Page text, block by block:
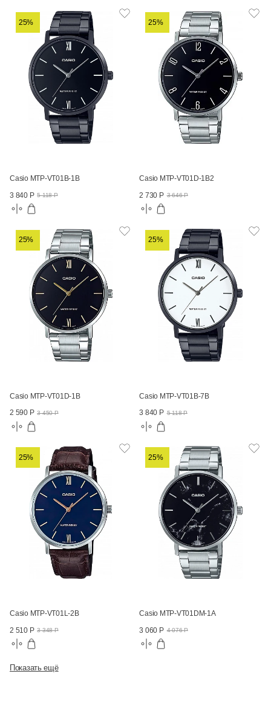
25%
Casio MTP-VT01B-1B
3 840 Р 5 118 Р
25%
Casio MTP-VT01D-1B2
2 730 Р 3 646 Р
25%
Casio MTP-VT01D-1B
2 590 Р 3 450 Р
25%
Casio MTP-VT01B-7B
3 840 Р 5 118 Р
25%
Casio MTP-VT01L-2B
2 510 Р 3 348 Р
25%
Casio MTP-VT01DM-1A
3 060 Р 4 076 Р
Показать ещё